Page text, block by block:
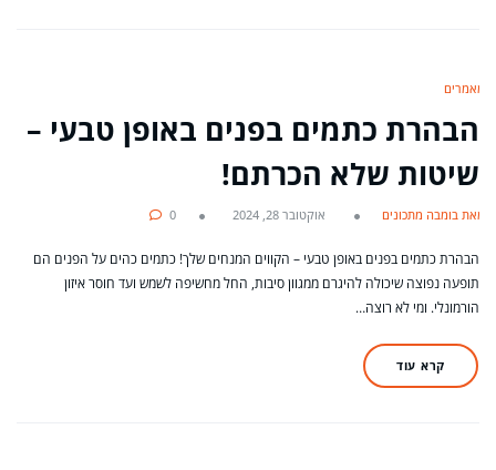
מאמרים
הבהרת כתמים בפנים באופן טבעי –
שיטות שלא הכרתם!
מאת בומבה מתכונים אוקטובר 28, 2024 0
הבהרת כתמים בפנים באופן טבעי – הקווים המנחים שלך! כתמים כהים על הפנים הם
תופעה נפוצה שיכולה להיגרם ממגוון סיבות, החל מחשיפה לשמש ועד חוסר איזון
הורמונלי. ומי לא רוצה…
קרא עוד